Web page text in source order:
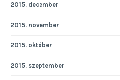
2015. december
2015. november
2015. október
2015. szeptember